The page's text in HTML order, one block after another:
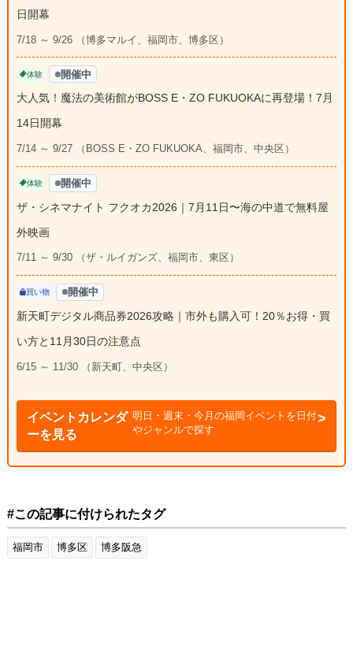
日開幕
7/18 ～ 9/26 （博多マルイ、福岡市、博多区）
体験 開催中
大人気！魔法の美術館がBOSS E・ZO FUKUOKAに再登場！7月
14日開幕
7/14 ～ 9/27 （BOSS E・ZO FUKUOKA、福岡市、中央区）
体験 開催中
ザ・シネマナイト フクオカ2026｜7月11日〜海の中道で無料屋
外映画
7/11 ～ 9/30 （ザ・ルイガンズ、福岡市、東区）
買い物 開催中
新天町デジタル商品券2026攻略｜市外も購入可！20％お得・買
い方と11月30日の注意点
6/15 ～ 11/30 （新天町、中央区）
イベントカレンダ
ーを見る
明日・週末・今月の福岡イベントを日付
やジャンルで探す
#この記事に付けられたタグ
福岡市 博多区 博多阪急